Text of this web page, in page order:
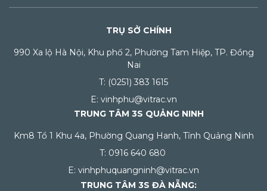
TRỤ SỞ CHÍNH
990 Xa lộ Hà Nội, Khu phố 2, Phường Tam Hiệp, TP. Đồng
Nai
T: (0251) 383 1615
E: vinhphu@vitrac.vn
TRUNG TÂM 3S QUẢNG NINH
Km8 Tổ 1 Khu 4a, Phường Quang Hanh, Tỉnh Quảng Ninh
T: 0916 640 680
E: vinhphuquangninh@vitrac.vn
TRUNG TÂM 3S ĐÀ NẴNG: